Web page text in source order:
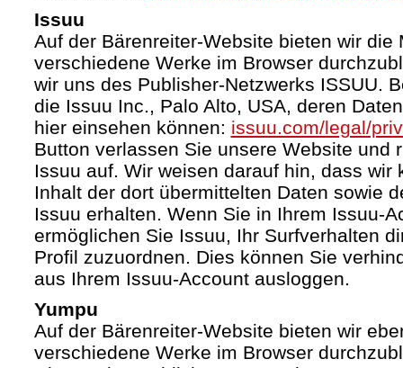
Issuu
Auf der Bärenreiter-Website bieten wir die
verschiedene Werke im Browser
wir uns des Publisher-Netzwerks ISSUU.
die Issuu Inc., Palo Alto, USA, deren
hier einsehen können: issuu.com/legal/
Button verlassen Sie unsere Website und
Issuu auf. Wir weisen darauf hin, dass wir
Inhalt der dort übermittelten Daten sowie
Issuu erhalten. Wenn Sie in Ihrem Issuu-
ermöglichen Sie Issuu, Ihr Surfverhalten
Profil zuzuordnen. Dies können Sie
aus Ihrem Issuu-Account ausloggen.
Yumpu
Auf der Bärenreiter-Website bieten wir
verschiedene Werke im Browser